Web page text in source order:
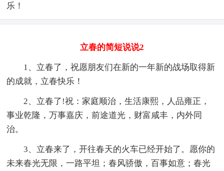
乐！
立春的简短说说2
1、立春了，祝愿朋友们在新的一年新的战场取得新
的成就，立春快乐！
2、立春了!祝：家庭顺治，生活康熙，人品雍正，
事业乾隆，万事嘉庆，前途道光，财富咸丰，内外同
治。
3、立春来了，开往春天的火车已经开始了。愿你的
未来春光无限，一路平坦；春风骄傲，百事如意；春光